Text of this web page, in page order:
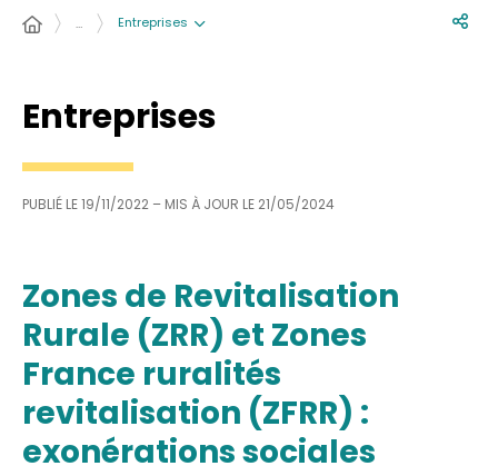
Entreprises
PUBLIÉ LE19/11/2022 – MIS À JOUR LE 21/05/2024
… Entreprises
Zones de Revitalisation
Rurale (ZRR) et Zones
France ruralités
revitalisation (ZFRR) :
exonérations sociales